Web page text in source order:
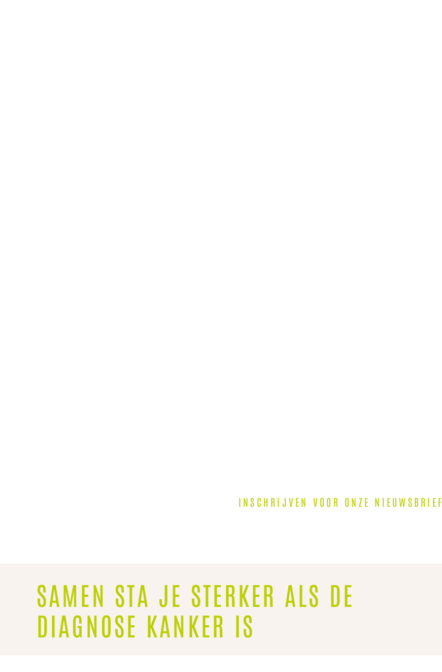
INSCHRIJVEN VOOR ONZE NIEUWSBRIEF
SAMEN STA JE STERKER ALS DE
DIAGNOSE KANKER IS